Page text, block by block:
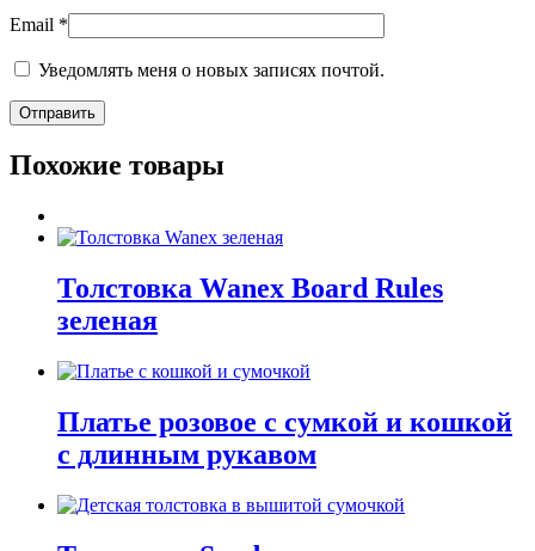
Email *
Уведомлять меня о новых записях почтой.
Похожие товары
Толстовка Wanex Board Rules
зеленая
Платье розовое с сумкой и кошкой
с длинным рукавом